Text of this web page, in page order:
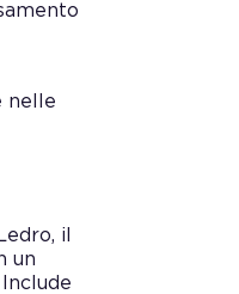
nelle
il
un
Include